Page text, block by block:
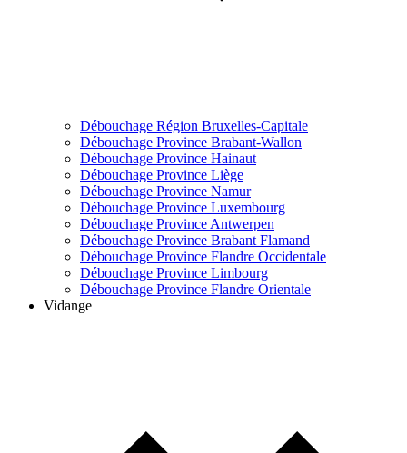
Débouchage Région Bruxelles-Capitale
Débouchage Province Brabant-Wallon
Débouchage Province Hainaut
Débouchage Province Liège
Débouchage Province Namur
Débouchage Province Luxembourg
Débouchage Province Antwerpen
Débouchage Province Brabant Flamand
Débouchage Province Flandre Occidentale
Débouchage Province Limbourg
Débouchage Province Flandre Orientale
Vidange